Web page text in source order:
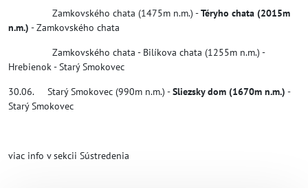
Zamkovského chata (1475m n.m.) -Téryho chata (2015m
n.m.) - Zamkovského chata
Zamkovského chata - Bilíkova chata (1255m n.m.) -
Hrebienok - Starý Smokovec
30.06. Starý Smokovec (990m n.m.) -Sliezsky dom (1670m n.m.) -
Starý Smokovec
viac info v sekcii Sústredenia